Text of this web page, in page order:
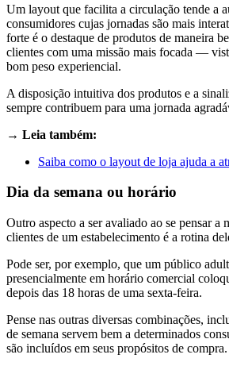
Um layout que facilita a circulação tende a
consumidores cujas jornadas são mais
forte é o destaque de produtos de maneira
clientes com uma missão mais focada —
bom peso experiencial.
A disposição intuitiva dos produtos e a
sempre contribuem para uma jornada
→ Leia também:
Saiba como o layout de loja ajuda a
Dia da semana ou horário
Outro aspecto a ser avaliado ao se pensar a
clientes de um estabelecimento é a rotina
Pode ser, por exemplo, que um público
presencialmente em horário comercial
depois das 18 horas de uma sexta-feira.
Pense nas outras diversas combinações,
de semana servem bem a determinados
são incluídos em seus propósitos de compra.